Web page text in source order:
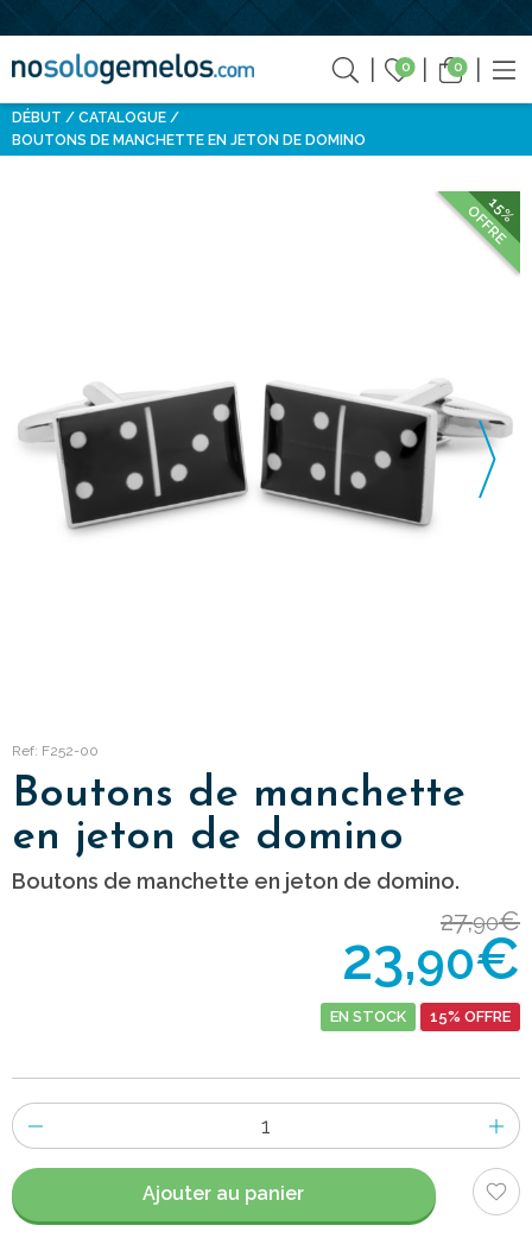
0 0
DÉBUT
CATALOGUE
BOUTONS DE MANCHETTE EN JETON DE DOMINO
15%
OFFRE
Ref: F252-00
Boutons de manchette
en jeton de domino
Boutons de manchette en jeton de domino.
27,90€
23,90€
EN STOCK 15% OFFRE
Nombre
d'items
Ajouter au panier